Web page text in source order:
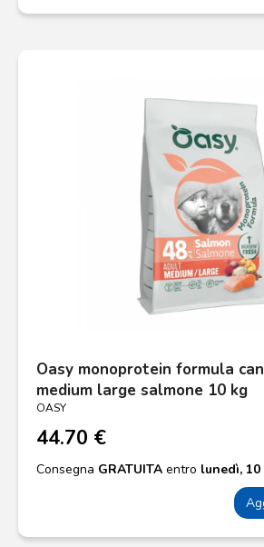
Oasy monoprotein formula
medium large salmone 10 kg
OASY
44.70 €
Consegna GRATUITA entro lunedì,